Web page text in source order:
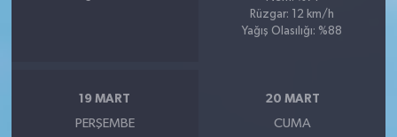
Rüzgar: 12 km/h
Yağış Olasılığı: %88
19 MART
PERŞEMBE
20 MART
CUMA